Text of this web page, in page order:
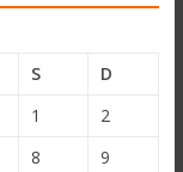
S
D
1
2
8
9